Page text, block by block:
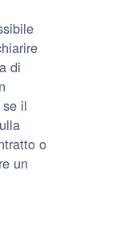
di
il
o
un